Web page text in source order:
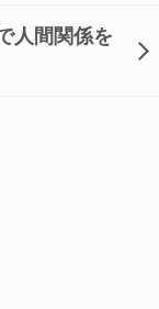
人間関係を